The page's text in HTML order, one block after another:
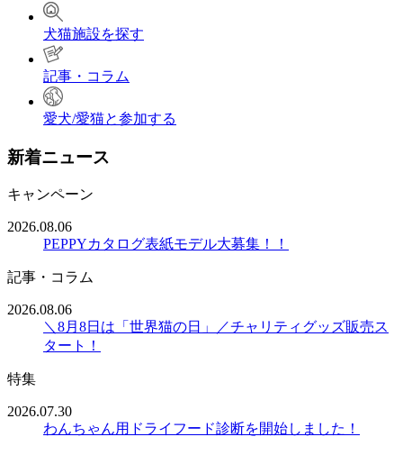
犬猫施設を探す
記事・コラム
愛犬/愛猫と参加する
新着ニュース
キャンペーン
2026.08.06
PEPPYカタログ表紙モデル大募集！！
記事・コラム
2026.08.06
＼8月8日は「世界猫の日」／チャリティグッズ販売ス
タート！
特集
2026.07.30
わんちゃん用ドライフード診断を開始しました！